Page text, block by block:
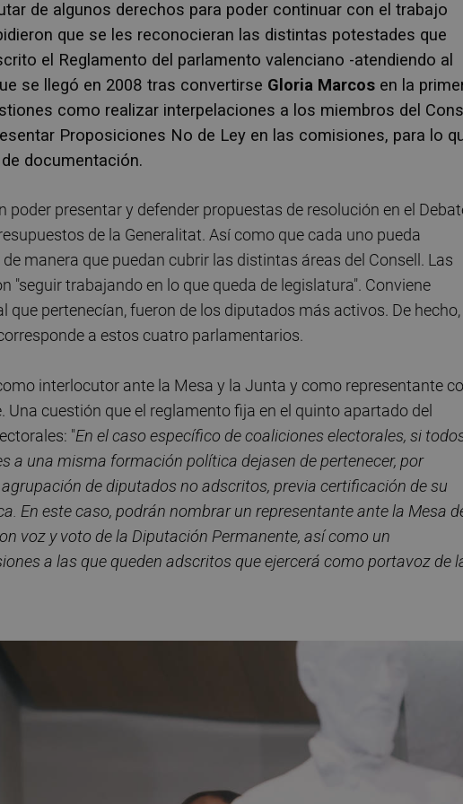
de algunos derechos para poder continuar con el trabajo
que se les reconocieran las distintas potestades que
el Reglamento del parlamento valenciano -atendiendo al
se llegó en 2008 tras convertirse Gloria Marcos en la
como realizar interpelaciones a los miembros del
Proposiciones No de Ley en las comisiones, para lo
documentación.
presentar y defender propuestas de resolución en el
de la Generalitat. Así como que cada uno pueda
manera que puedan cubrir las distintas áreas del Consell. Las
"seguir trabajando en lo que queda de legislatura". Conviene
que pertenecían, fueron de los diputados más activos. De hecho,
a estos cuatro parlamentarios.
interlocutor ante la Mesa y la Junta y como representante
cuestión que el reglamento fija en el quinto apartado del
"En el caso específico de coaliciones electorales, si
a una misma formación política dejasen de pertenecer, por
de diputados no adscritos, previa certificación de su
En este caso, podrán nombrar un representante ante la Mesa
voz y voto de la Diputación Permanente, así como un
a las que queden adscritos que ejercerá como portavoz de